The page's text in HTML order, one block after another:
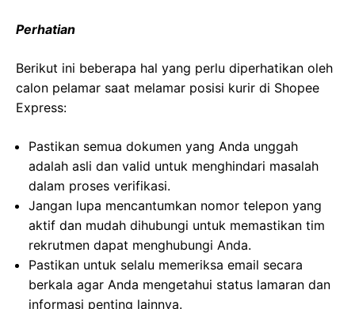
Perhatian
Berikut ini beberapa hal yang perlu diperhatikan oleh
calon pelamar saat melamar posisi kurir di Shopee
Express:
Pastikan semua dokumen yang Anda unggah
adalah asli dan valid untuk menghindari masalah
dalam proses verifikasi.
Jangan lupa mencantumkan nomor telepon yang
aktif dan mudah dihubungi untuk memastikan tim
rekrutmen dapat menghubungi Anda.
Pastikan untuk selalu memeriksa email secara
berkala agar Anda mengetahui status lamaran dan
informasi penting lainnya.